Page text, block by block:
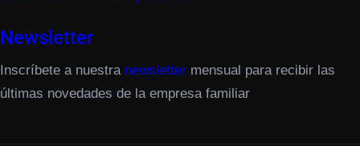
Newsletter
Inscríbete a nuestra newsletter mensual para recibir las
últimas novedades de la empresa familiar